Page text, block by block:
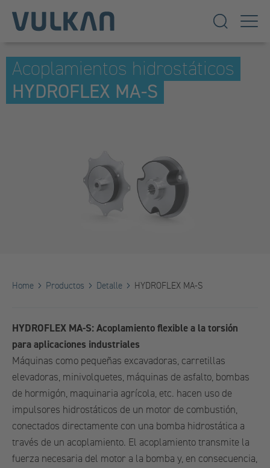
Acoplamientos hidrostáticos
HYDROFLEX MA-S
Home Productos Detalle HYDROFLEX MA-S
HYDROFLEX MA-S: Acoplamiento flexible a la torsión
para aplicaciones industriales
Máquinas como pequeñas excavadoras, carretillas
elevadoras, minivolquetes, máquinas de asfalto, bombas
de hormigón, maquinaria agrícola, etc. hacen uso de
impulsores hidrostáticos de un motor de combustión,
conectados directamente con una bomba hidrostática a
través de un acoplamiento. El acoplamiento transmite la
fuerza necesaria del motor a la bomba y, en consecuencia,